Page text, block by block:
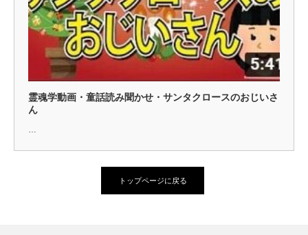
霊魂学動画・童話読み聞かせ・サンタクロースのおじいさ
ん
トップページに戻る